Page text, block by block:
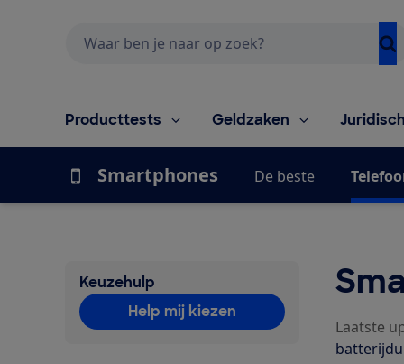
Producttests Geldzaken
Smartphones De beste
Keuzehulp
Help mij kiezen
Laatste